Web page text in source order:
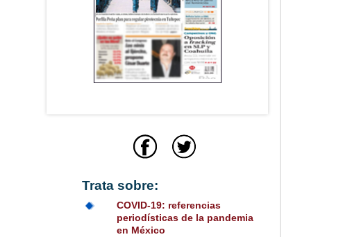
Trata sobre:
COVID-19: referencias
periodísticas de la pandemia
en México